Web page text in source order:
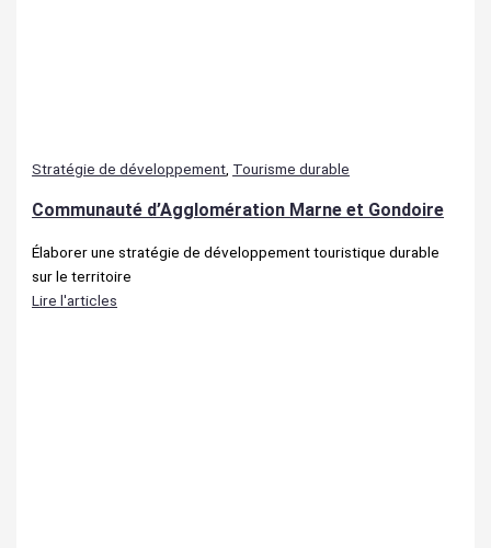
Stratégie de développement, Tourisme durable
Communauté d’Agglomération Marne et Gondoire
Élaborer une stratégie de développement touristique durable
sur le territoire
Lire l'articles